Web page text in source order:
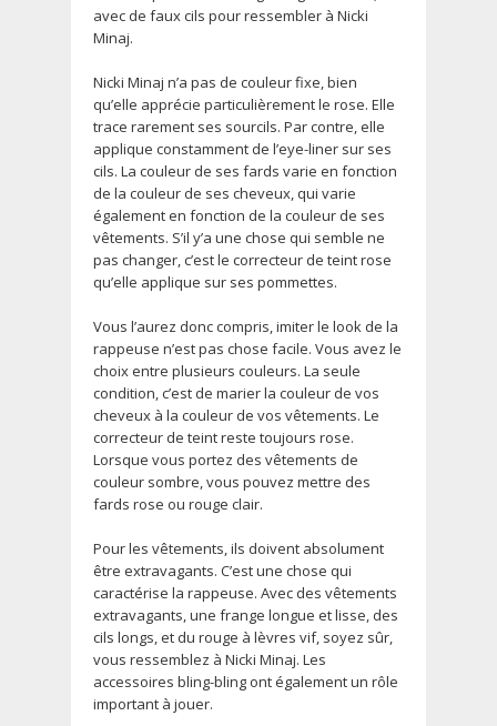
avec de faux cils pour ressembler à Nicki
Minaj.
Nicki Minaj n’a pas de couleur fixe, bien
qu’elle apprécie particulièrement le rose. Elle
trace rarement ses sourcils. Par contre, elle
applique constamment de l’eye-liner sur ses
cils. La couleur de ses fards varie en fonction
de la couleur de ses cheveux, qui varie
également en fonction de la couleur de ses
vêtements. S’il y’a une chose qui semble ne
pas changer, c’est le correcteur de teint rose
qu’elle applique sur ses pommettes.
Vous l’aurez donc compris, imiter le look de la
rappeuse n’est pas chose facile. Vous avez le
choix entre plusieurs couleurs. La seule
condition, c’est de marier la couleur de vos
cheveux à la couleur de vos vêtements. Le
correcteur de teint reste toujours rose.
Lorsque vous portez des vêtements de
couleur sombre, vous pouvez mettre des
fards rose ou rouge clair.
Pour les vêtements, ils doivent absolument
être extravagants. C’est une chose qui
caractérise la rappeuse. Avec des vêtements
extravagants, une frange longue et lisse, des
cils longs, et du rouge à lèvres vif, soyez sûr,
vous ressemblez à Nicki Minaj. Les
accessoires bling-bling ont également un rôle
important à jouer.